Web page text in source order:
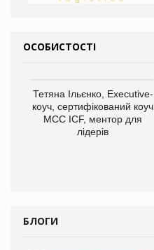
ОСОБИСТОСТІ
Тетяна Ільєнко, Executive-
коуч, сертифікований коуч
МСС ICF, ментор для
лідерів
БЛОГИ